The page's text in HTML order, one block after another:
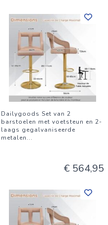
Dailygoods Set van 2
barstoelen met voetsteun en 2-
laags gegalvaniseerde
metalen...
€ 564,95